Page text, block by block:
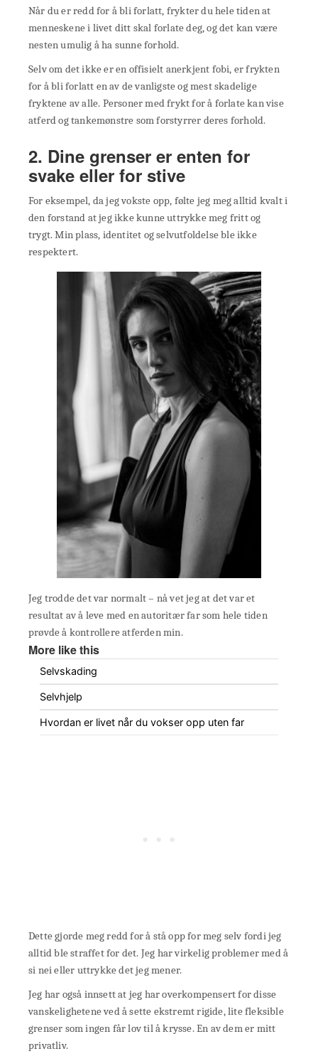
Når du er redd for å bli forlatt, frykter du hele tiden at
menneskene i livet ditt skal forlate deg, og det kan være
nesten umulig å ha sunne forhold.
Selv om det ikke er en offisielt anerkjent fobi, er frykten
for å bli forlatt en av de vanligste og mest skadelige
fryktene av alle. Personer med frykt for å forlate kan vise
atferd og tankemønstre som forstyrrer deres forhold.
2. Dine grenser er enten for
svake eller for stive
For eksempel, da jeg vokste opp, følte jeg meg alltid kvalt i
den forstand at jeg ikke kunne uttrykke meg fritt og
trygt. Min plass, identitet og selvutfoldelse ble ikke
respektert.
Jeg trodde det var normalt – nå vet jeg at det var et
resultat av å leve med en autoritær far som hele tiden
prøvde å kontrollere atferden min.
More like this
Selvskading
Selvhjelp
Hvordan er livet når du vokser opp uten far
Dette gjorde meg redd for å stå opp for meg selv fordi jeg
alltid ble straffet for det. Jeg har virkelig problemer med å
si nei eller uttrykke det jeg mener.
Jeg har også innsett at jeg har overkompensert for disse
vanskelighetene ved å sette ekstremt rigide, lite fleksible
grenser som ingen får lov til å krysse. En av dem er mitt
privatliv.